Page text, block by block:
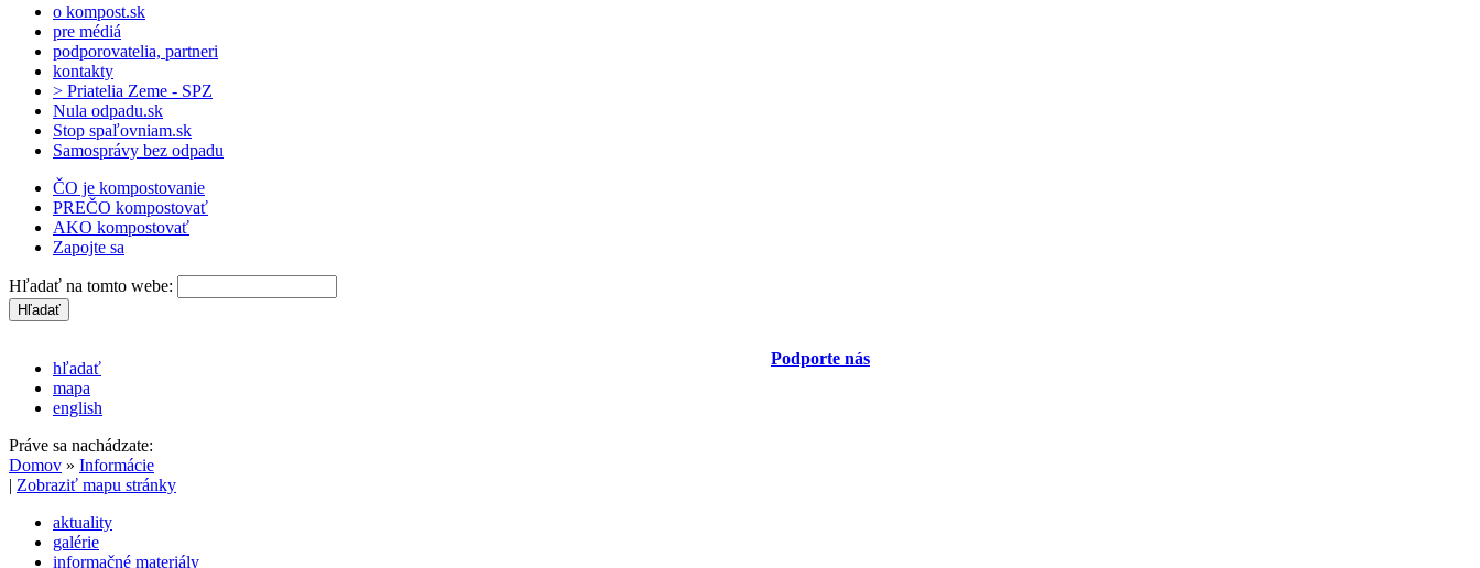
o kompost.sk
pre médiá
podporovatelia, partneri
kontakty
> Priatelia Zeme - SPZ
Nula odpadu.sk
Stop spaľovniam.sk
Samosprávy bez odpadu
ČO je kompostovanie
PREČO kompostovať
AKO kompostovať
Zapojte sa
Hľadať na tomto webe:
Podporte nás
hľadať
mapa
english
Práve sa nachádzate:
Domov » Informácie
| Zobraziť mapu stránky
aktuality
galérie
informačné materiály